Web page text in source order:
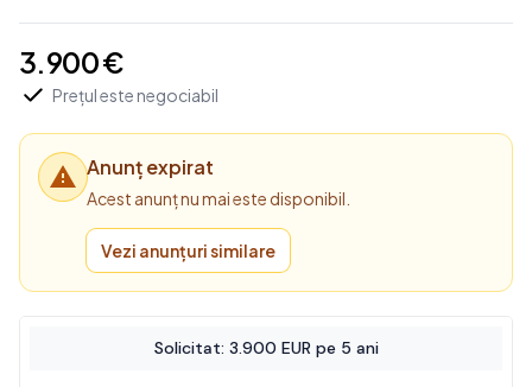
3.900 €
Prețul este negociabil
Anunț expirat
Acest anunț nu mai este disponibil.
Vezi anunțuri similare